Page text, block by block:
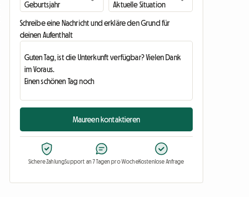
Schreibe eine Nachricht und erkläre den Grund für
deinen Aufenthalt
Maureen kontaktieren
Sichere ZahlungSupport an 7 Tagen pro WocheKostenlose Anfrage